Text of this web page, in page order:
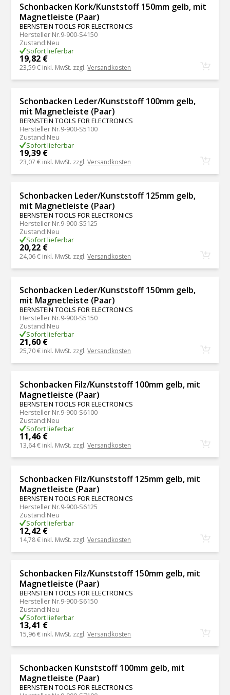
Schonbacken Kork/Kunststoff 150mm gelb, mit
Magnetleiste (Paar)
BERNSTEIN TOOLS FOR ELECTRONICS
Hersteller Nr.9-900-S4150
Zustand:Neu
Sofort lieferbar
19,82 €
23,59 € inkl. MwSt. zzgl.Versandkosten
Schonbacken Leder/Kunststoff 100mm gelb,
mit Magnetleiste (Paar)
BERNSTEIN TOOLS FOR ELECTRONICS
Hersteller Nr.9-900-S5100
Zustand:Neu
Sofort lieferbar
19,39 €
23,07 € inkl. MwSt. zzgl.Versandkosten
Schonbacken Leder/Kunststoff 125mm gelb,
mit Magnetleiste (Paar)
BERNSTEIN TOOLS FOR ELECTRONICS
Hersteller Nr.9-900-S5125
Zustand:Neu
Sofort lieferbar
20,22 €
24,06 € inkl. MwSt. zzgl.Versandkosten
Schonbacken Leder/Kunststoff 150mm gelb,
mit Magnetleiste (Paar)
BERNSTEIN TOOLS FOR ELECTRONICS
Hersteller Nr.9-900-S5150
Zustand:Neu
Sofort lieferbar
21,60 €
25,70 € inkl. MwSt. zzgl.Versandkosten
Schonbacken Filz/Kunststoff 100mm gelb, mit
Magnetleiste (Paar)
BERNSTEIN TOOLS FOR ELECTRONICS
Hersteller Nr.9-900-S6100
Zustand:Neu
Sofort lieferbar
11,46 €
13,64 € inkl. MwSt. zzgl.Versandkosten
Schonbacken Filz/Kunststoff 125mm gelb, mit
Magnetleiste (Paar)
BERNSTEIN TOOLS FOR ELECTRONICS
Hersteller Nr.9-900-S6125
Zustand:Neu
Sofort lieferbar
12,42 €
14,78 € inkl. MwSt. zzgl.Versandkosten
Schonbacken Filz/Kunststoff 150mm gelb, mit
Magnetleiste (Paar)
BERNSTEIN TOOLS FOR ELECTRONICS
Hersteller Nr.9-900-S6150
Zustand:Neu
Sofort lieferbar
13,41 €
15,96 € inkl. MwSt. zzgl.Versandkosten
Schonbacken Kunststoff 100mm gelb, mit
Magnetleiste (Paar)
BERNSTEIN TOOLS FOR ELECTRONICS